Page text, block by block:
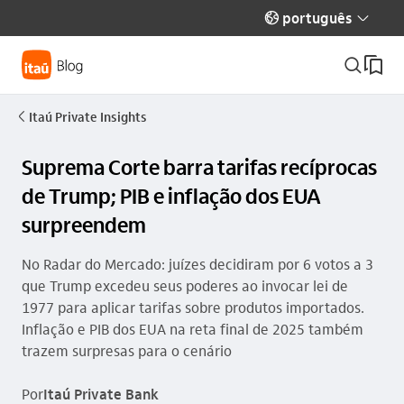
globo_outline português seta_baixo
busca_outline
seta_esquerda Itaú Private Insights
Suprema Corte barra tarifas recíprocas
de Trump; PIB e inflação dos EUA
surpreendem
No Radar do Mercado: juízes decidiram por 6 votos a 3
que Trump excedeu seus poderes ao invocar lei de
1977 para aplicar tarifas sobre produtos importados.
Inflação e PIB dos EUA na reta final de 2025 também
trazem surpresas para o cenário
PorItaú Private Bank